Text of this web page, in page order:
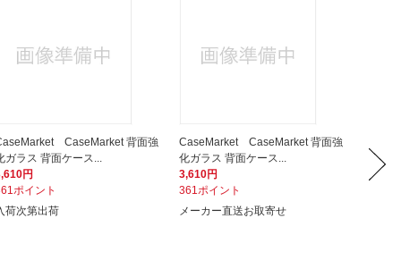
CaseMarket 背面強
ガラス 背面ケース...
円
ポイント
荷次第出荷
CaseMarket CaseMarket 背面強
化ガラス 背面ケース...
3,610円
361ポイント
メーカー直送お取寄せ
化ガ
3,610円